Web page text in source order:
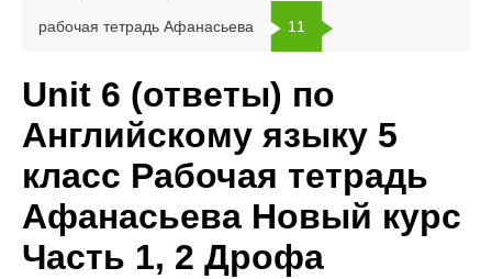
рабочая тетрадь Афанасьева 11
Unit 6 (ответы) по
Английскому языку 5
класс Рабочая тетрадь
Афанасьева Новый курс
Часть 1, 2 Дрофа